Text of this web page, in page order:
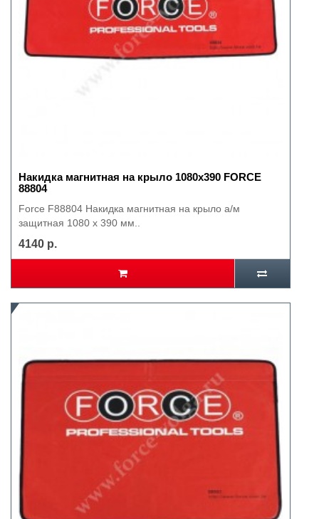
Накидка магнитная на крыло 1080х390 FORCE
88804
Force F88804 Накидка магнитная на крыло а/м
защитная 1080 х 390 мм..
4140 р.